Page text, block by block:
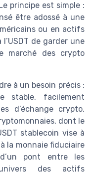
principe est simple :
être adossé à une
ou en actifs
de garder une
marché des crypto
à un besoin précis :
stable, facilement
d’échange crypto.
dont le
stablecoin vise à
la monnaie fiduciaire
pont entre les
des actifs